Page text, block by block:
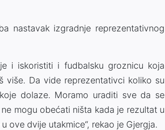
nastavak izgradnje reprezentativnog
i iskoristiti i fudbalsku groznicu koja
Da vide reprezentativci koliko su
dolaze. Moramo uraditi sve da se
mogu obećati ništa kada je rezultat u
ove dvije utakmice“, rekao je Gjergja.